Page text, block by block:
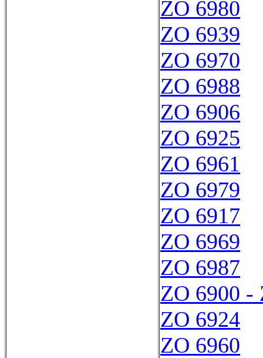
ZO 6980
ZO 6939
ZO 6970
ZO 6988
ZO 6906
ZO 6925
ZO 6961
ZO 6979
ZO 6917
ZO 6969
ZO 6987
ZO 6900 -
ZO 6924
ZO 6960